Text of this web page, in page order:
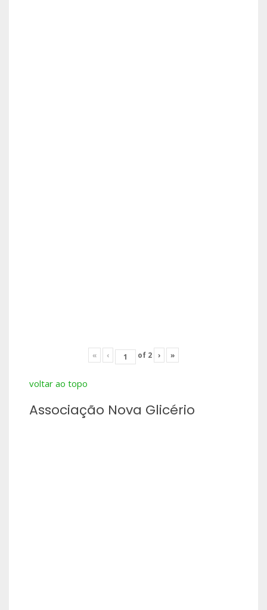
« ‹ of 2 › »
voltar ao topo
Associação Nova Glicério